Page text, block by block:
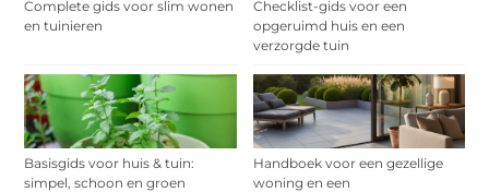
Complete gids voor slim wonen
en tuinieren
Checklist-gids voor een
opgeruimd huis en een
verzorgde tuin
Basisgids voor huis & tuin:
simpel, schoon en groen
Handboek voor een gezellige
woning en een